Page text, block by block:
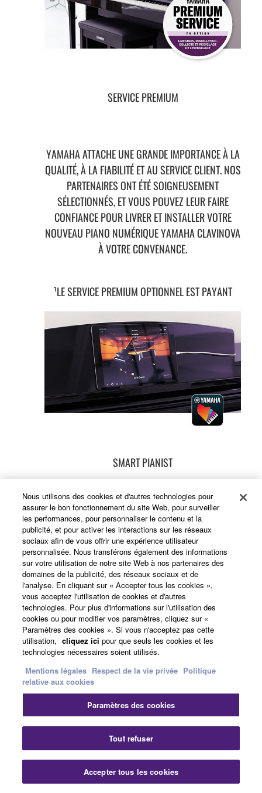
SERVICE PREMIUM
YAMAHA ATTACHE UNE GRANDE IMPORTANCE À LA
QUALITÉ, À LA FIABILITÉ ET AU SERVICE CLIENT. NOS
PARTENAIRES ONT ÉTÉ SOIGNEUSEMENT
SÉLECTIONNÉS, ET VOUS POUVEZ LEUR FAIRE
CONFIANCE POUR LIVRER ET INSTALLER VOTRE
NOUVEAU PIANO NUMÉRIQUE YAMAHA CLAVINOVA
À VOTRE CONVENANCE.
¹LE SERVICE PREMIUM OPTIONNEL EST PAYANT
SMART PIANIST
AVEC L'APPLICATION SMART PIANIST, QUI EST LE
COMPAGNON IDÉAL, VOUS POUVEZ SÉLECTIONNER
ET AJUSTER UN LARGE ÉVENTAIL DE FONCTIONS
POUR CHOISIR LE SON, L'ACCORDAGE, LES
MODÈLES DE PIANO ET LES RÉGLAGES
ACOUSTIQUES. SMART PIANIST ANALYSE
ÉGALEMENT LES CHANSONS DE LA BIBLIOTHÈQUE
MUSICALE DE VOTRE APPAREIL MOBILE POUR VOUS
AIDER À JOUER VOS MORCEAUX PRÉFÉRÉS.
Nous utilisons des cookies et d'autres technologies pour
assurer le bon fonctionnement du site Web, pour surveiller
les performances, pour personnaliser le contenu et la
publicité, et pour activer les interactions sur les réseaux
sociaux afin de vous offrir une expérience utilisateur
personnalisée. Nous transférons également des informations
sur votre utilisation de notre site Web à nos partenaires des
domaines de la publicité, des réseaux sociaux et de
l'analyse. En cliquant sur « Accepter tous les cookies »,
vous acceptez l'utilisation de cookies et d'autres
technologies. Pour plus d'informations sur l'utilisation des
cookies ou pour modifier vos paramètres, cliquez sur «
Paramètres des cookies ». Si vous n'acceptez pas cette
utilisation, cliquez ici pour que seuls les cookies et les
technologies nécessaires soient utilisés.
Mentions légales Respect de la vie privée Politique
relative aux cookies
Paramètres des cookies
Tout refuser
Accepter tous les cookies